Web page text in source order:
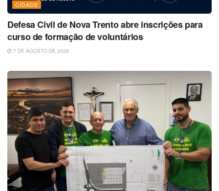
CIDADE
Defesa Civil de Nova Trento abre inscrições para
curso de formação de voluntários
7 DE AGOSTO DE 2026